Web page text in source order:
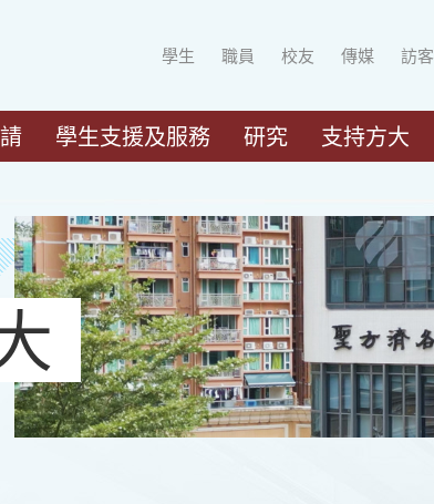
學生 職員 校友 傳媒 訪客
學生支援及服務 研究 支持方大